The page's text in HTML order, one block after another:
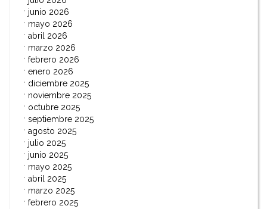
junio 2026
mayo 2026
abril 2026
marzo 2026
febrero 2026
enero 2026
diciembre 2025
noviembre 2025
octubre 2025
septiembre 2025
agosto 2025
julio 2025
junio 2025
mayo 2025
abril 2025
marzo 2025
febrero 2025